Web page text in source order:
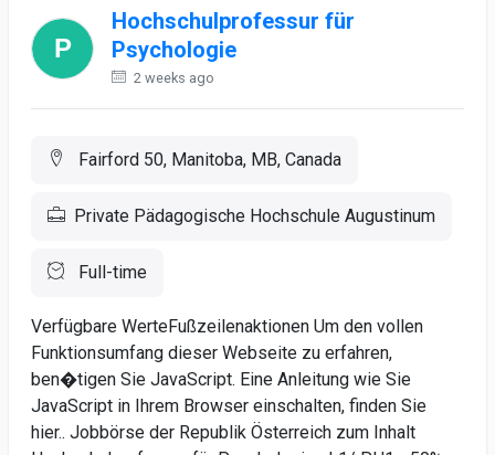
Hochschulprofessur für
Psychologie
2 weeks ago
Fairford 50, Manitoba, MB, Canada
Private Pädagogische Hochschule Augustinum
Full-time
Verfügbare WerteFußzeilenaktionen Um den vollen
Funktionsumfang dieser Webseite zu erfahren,
ben�tigen Sie JavaScript. Eine Anleitung wie Sie
JavaScript in Ihrem Browser einschalten, finden Sie
hier.. Jobbörse der Republik Österreich zum Inhalt